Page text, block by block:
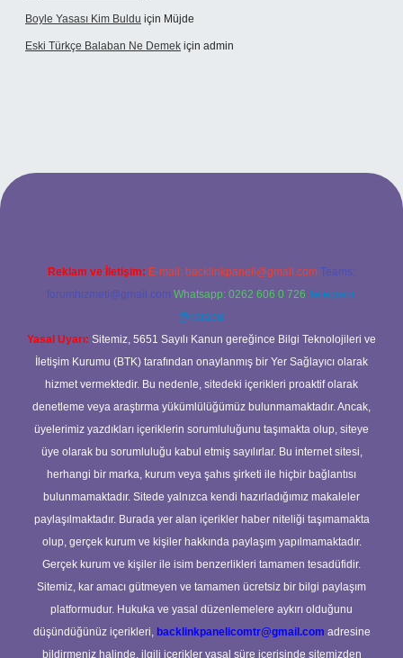
Boyle Yasası Kim Buldu için Müjde
Eski Türkçe Balaban Ne Demek için admin
casino
Reklam ve İletişim: E-mail: backlinkpaneli@gmail.com Teams:
forumhizmeti@gmail.com Whatsapp: 0262 606 0 726 Telegram:
@karabul
Yasal Uyarı: Sitemiz, 5651 Sayılı Kanun gereğince Bilgi Teknolojileri ve
İletişim Kurumu (BTK) tarafından onaylanmış bir Yer Sağlayıcı olarak
hizmet vermektedir. Bu nedenle, sitedeki içerikleri proaktif olarak
denetleme veya araştırma yükümlülüğümüz bulunmamaktadır. Ancak,
üyelerimiz yazdıkları içeriklerin sorumluluğunu taşımakta olup, siteye
üye olarak bu sorumluluğu kabul etmiş sayılırlar. Bu internet sitesi,
herhangi bir marka, kurum veya şahıs şirketi ile hiçbir bağlantısı
bulunmamaktadır. Sitede yalnızca kendi hazırladığımız makaleler
paylaşılmaktadır. Burada yer alan içerikler haber niteliği taşımamakta
olup, gerçek kurum ve kişiler hakkında paylaşım yapılmamaktadır.
Gerçek kurum ve kişiler ile isim benzerlikleri tamamen tesadüfidir.
Sitemiz, kar amacı gütmeyen ve tamamen ücretsiz bir bilgi paylaşım
platformudur. Hukuka ve yasal düzenlemelere aykırı olduğunu
düşündüğünüz içerikleri, backlinkpanelicomtr@gmail.com adresine
bildirmeniz halinde, ilgili içerikler yasal süre içerisinde sitemizden